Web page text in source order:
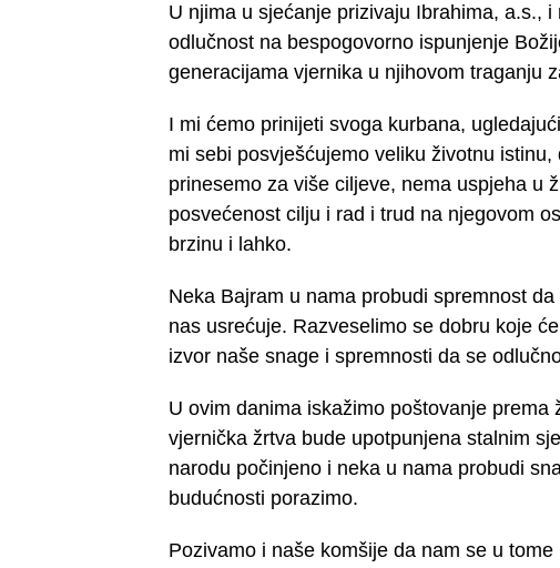
U njima u sjećanje prizivaju Ibrahima, a.s.,
odlučnost na bespogovorno ispunjenje
generacijama vjernika u njihovom traganju
I mi ćemo prinijeti svoga kurbana,
mi sebi posvješćujemo veliku životnu
prinesemo za više ciljeve, nema uspjeha u
posvećenost cilju i rad i trud na njegovom
brzinu i lahko.
Neka Bajram u nama probudi spremnost
nas usrećuje. Razveselimo se dobru koje
izvor naše snage i spremnosti da se
U ovim danima iskažimo poštovanje
vjernička žrtva bude upotpunjena stalnim
narodu počinjeno i neka u nama probudi
budućnosti porazimo.
Pozivamo i naše komšije da nam se u